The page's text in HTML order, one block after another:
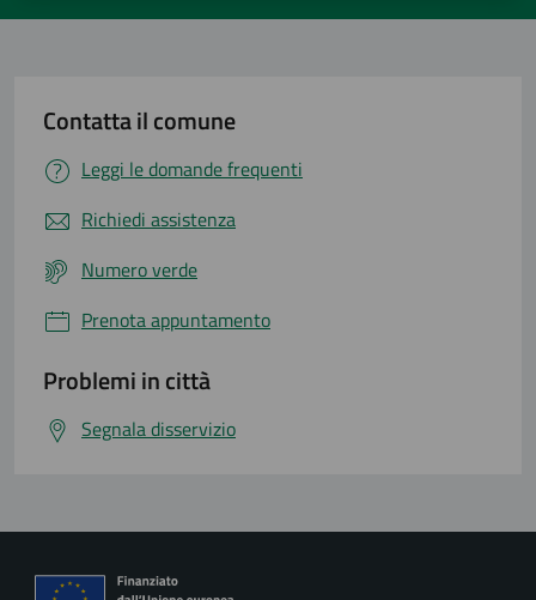
Contatta il comune
Leggi le domande frequenti
Richiedi assistenza
Numero verde
Prenota appuntamento
Problemi in città
Segnala disservizio